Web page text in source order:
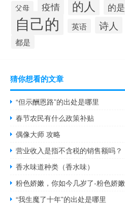
父母 疫情 的人 的是
自己的 英语 诗人
都是
猜你想看的文章
“但示酬恩路”的出处是哪里
春节农民有什么政策补贴
偶像大师 攻略
营业收入是指不含税的销售额吗？
香水味道种类（香水味）
“我生魔了十年”的出处是哪里